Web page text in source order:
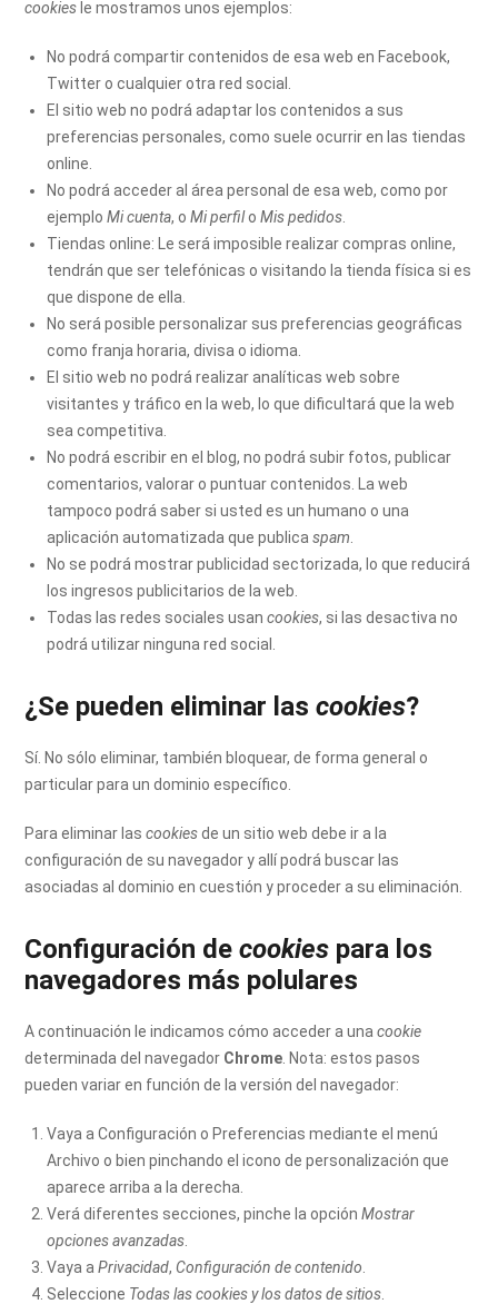
cookies le mostramos unos ejemplos:
No podrá compartir contenidos de esa web en Facebook,
Twitter o cualquier otra red social.
El sitio web no podrá adaptar los contenidos a sus
preferencias personales, como suele ocurrir en las tiendas
online.
No podrá acceder al área personal de esa web, como por
ejemploMi cuenta, oMi perfiloMis pedidos
Tiendas online: Le será imposible realizar compras online,
tendrán que ser telefónicas o visitando la tienda física si es
que dispone de ella.
No será posible personalizar sus preferencias geográficas
como franja horaria, divisa o idioma.
El sitio web no podrá realizar analíticas web sobre
visitantes y tráfico en la web, lo que dificultará que la web
sea competitiva.
No podrá escribir en el blog, no podrá subir fotos, publicar
comentarios, valorar o puntuar contenidos. La web
tampoco podrá saber si usted es un humano o una
aplicación automatizada que publicaspam
No se podrá mostrar publicidad sectorizada, lo que reducirá
los ingresos publicitarios de la web.
Todas las redes sociales usancookies, si las desactiva no
podrá utilizar ninguna red social.
¿Se pueden eliminar lascookies?
Sí. No sólo eliminar, también bloquear, de forma general o
particular para un dominio específico.
Para eliminar lascookiesde un sitio web debe ir a la
configuración de su navegador y allí podrá buscar las
asociadas al dominio en cuestión y proceder a su eliminación.
Configuración decookies para los
navegadores más polulares
A continuación le indicamos cómo acceder a unacookie
determinada del navegador Chrome . Nota: estos pasos
pueden variar en función de la versión del navegador:
Vaya a Configuración o Preferencias mediante el menú
Archivo o bien pinchando el icono de personalización que
aparece arriba a la derecha.
Verá diferentes secciones, pinche la opciónMostrar
opciones avanzadas
Vaya aPrivacidad, Configuración de contenido
Seleccione Todas lascookiesy los datos de sitios